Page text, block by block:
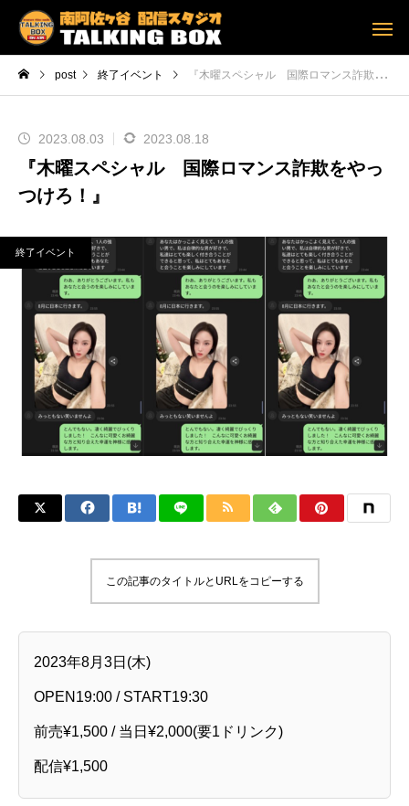
post 終了イベント 『木曜スペシャル 国際ロマンス詐欺をやっつけろ！』
2023.08.03 2023.08.18
『木曜スペシャル 国際ロマンス詐欺をやっ
つけろ！』
終了イベント
この記事のタイトルとURLをコピーする
2023年8月3日(木)
OPEN19:00 / START19:30
前売¥1,500 / 当日¥2,000(要1ドリンク)
配信¥1,500